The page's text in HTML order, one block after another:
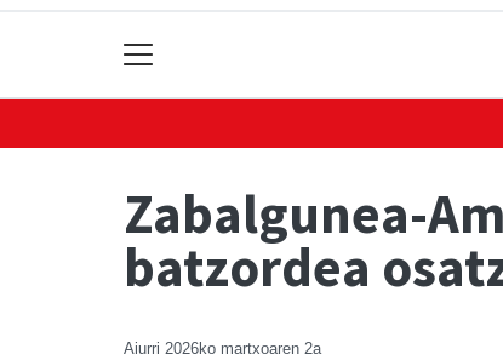
Zabalgunea-
batzordea
Aiurri 2026ko martxoaren 2a